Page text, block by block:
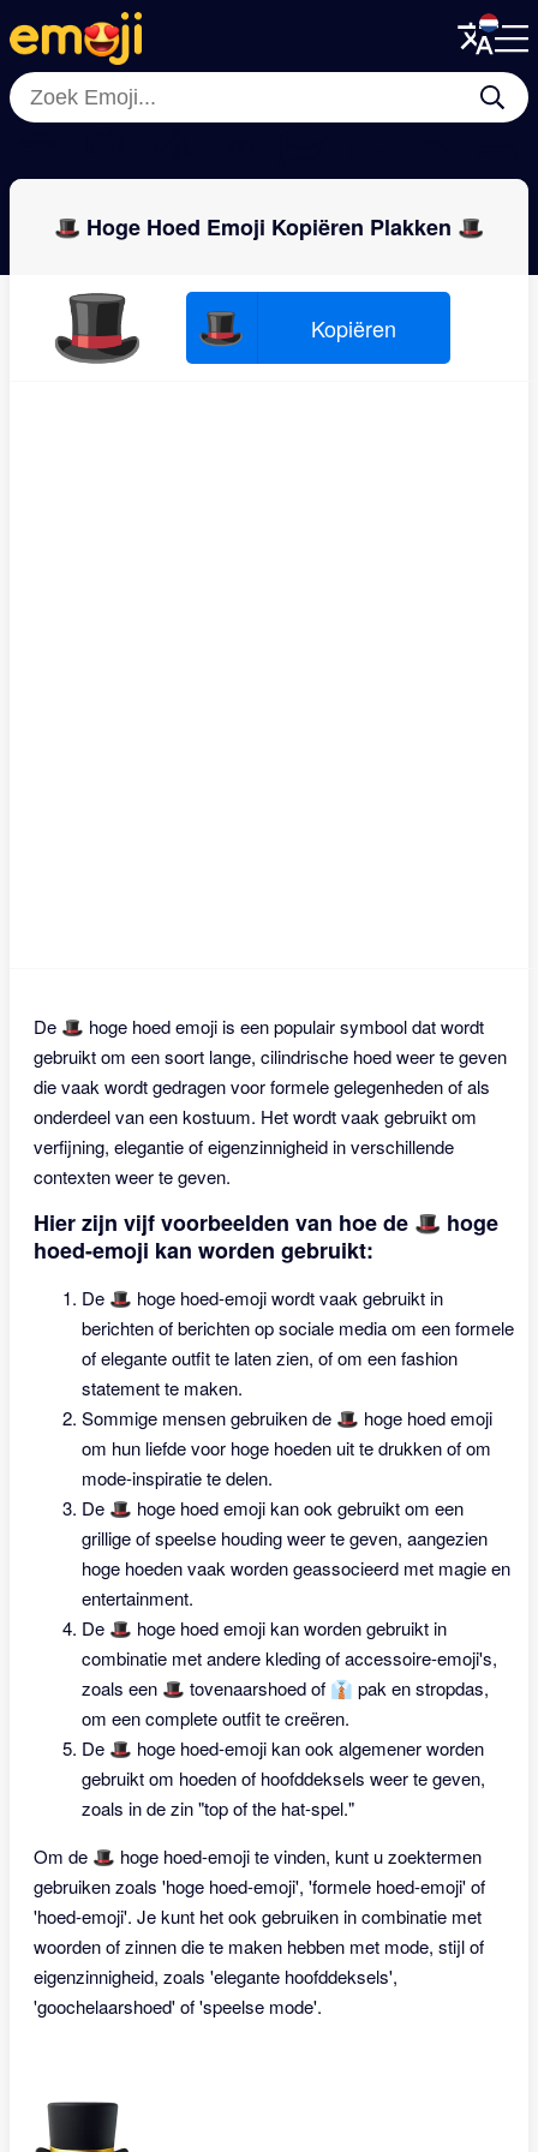
Menu
Close
Menu
Close
🎩 Hoge Hoed Emoji Kopiëren Plakken 🎩
🎩 🎩 Kopiëren
De 🎩 hoge hoed emoji is een populair symbool dat wordt
gebruikt om een soort lange, cilindrische hoed weer te geven
die vaak wordt gedragen voor formele gelegenheden of als
onderdeel van een kostuum. Het wordt vaak gebruikt om
verfijning, elegantie of eigenzinnigheid in verschillende
contexten weer te geven.
Hier zijn vijf voorbeelden van hoe de 🎩 hoge
hoed-emoji kan worden gebruikt:
De 🎩 hoge hoed-emoji wordt vaak gebruikt in
berichten of berichten op sociale media om een formele
of elegante outfit te laten zien, of om een fashion
statement te maken.
Sommige mensen gebruiken de 🎩 hoge hoed emoji
om hun liefde voor hoge hoeden uit te drukken of om
mode-inspiratie te delen.
De 🎩 hoge hoed emoji kan ook gebruikt om een
grillige of speelse houding weer te geven, aangezien
hoge hoeden vaak worden geassocieerd met magie en
entertainment.
De 🎩 hoge hoed emoji kan worden gebruikt in
combinatie met andere kleding of accessoire-emoji's,
zoals een 🎩 tovenaarshoed of 👔 pak en stropdas,
om een complete outfit te creëren.
De 🎩 hoge hoed-emoji kan ook algemener worden
gebruikt om hoeden of hoofddeksels weer te geven,
zoals in de zin "top of the hat-spel."
Om de 🎩 hoge hoed-emoji te vinden, kunt u zoektermen
gebruiken zoals 'hoge hoed-emoji', 'formele hoed-emoji' of
'hoed-emoji'. Je kunt het ook gebruiken in combinatie met
woorden of zinnen die te maken hebben met mode, stijl of
eigenzinnigheid, zoals 'elegante hoofddeksels',
'goochelaarshoed' of 'speelse mode'.